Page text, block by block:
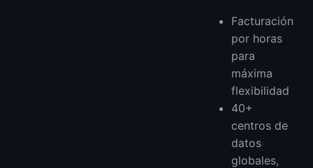
Facturación
por horas
para
máxima
flexibilidad
40+
centros de
datos
globales,